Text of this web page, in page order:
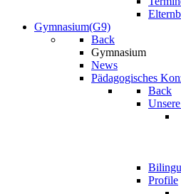
Gymnasium(G9)
Back
Gymnasium
News
Pädagogisches
Back
Profile